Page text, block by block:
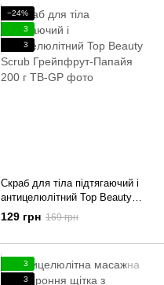
−24%
3
3
Скраб для тіла підтягаючий і
антицелюлітний Top Beauty
Scrub Грейпфрут-Папайя 200 г
129 грн 169 грн
3
3